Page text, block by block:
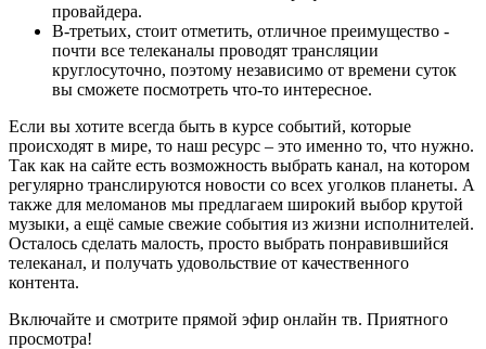
провайдера.
В-третьих, стоит отметить, отличное преимущество -
почти все телеканалы проводят трансляции
круглосуточно, поэтому независимо от времени суток
вы сможете посмотреть что-то интересное.
Если вы хотите всегда быть в курсе событий, которые
происходят в мире, то наш ресурс – это именно то, что нужно.
Так как на сайте есть возможность выбрать канал, на котором
регулярно транслируются новости со всех уголков планеты. А
также для меломанов мы предлагаем широкий выбор крутой
музыки, а ещё самые свежие события из жизни исполнителей.
Осталось сделать малость, просто выбрать понравившийся
телеканал, и получать удовольствие от качественного
контента.
Включайте и смотрите прямой эфир онлайн тв. Приятного
просмотра!